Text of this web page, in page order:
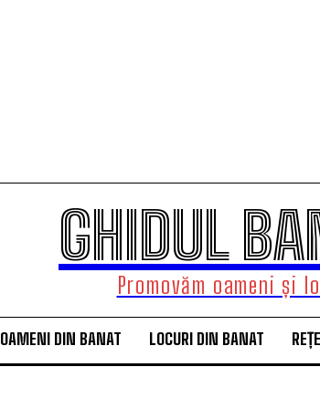
GHIDUL
Promovăm oameni și
OAMENI DIN BANAT LOCURI DIN BANAT